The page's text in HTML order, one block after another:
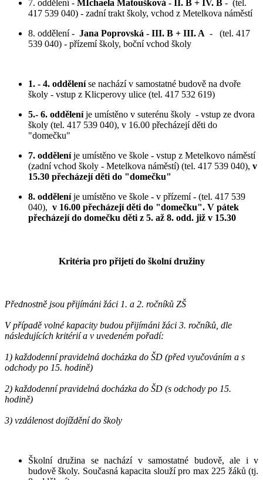
7. oddělení - MIchaela Matoušková - II. B + IV. B - (tel.
417 539 040) - zadní trakt školy, vchod z Metelkova náměstí
8. oddělení - Jana Poprovská - III. B + III. A - (tel. 417
539 040) - přízemí školy, boční vchod školy
1. - 4. odděleníse nachází v samostatné budově na dvoře
školy - vstup z Klicperovy ulice (tel. 417 532 619)
5.- 6. odděleníje umístěno v suterénu školy - vstup ze dvora
školy (tel. 417 539 040), v 16.00 přecházejí děti do
"domečku"
7. odděleníje umístěno ve škole - vstup z Metelkovo náměstí
(zadní vchod školy - Metelkova náměstí) (tel. 417 539 040), v
15.30 přecházejí děti do "domečku"
8. odděleníje umístěno ve škole - v přízemí - (tel. 417 539
040), v 16.00 přecházejí děti do "domečku". V pátek
přecházejí do domečku děti z 5. až 8. odd. již v 15.30
Kritéria pro přijetí do školní družiny
Přednostně jsou přijímáni žáci 1. a 2. ročníků ZŠ
V případě volné kapacity budou přijímáni žáci 3. ročníků, dle
následujících kritérií a v uvedeném pořadí:
1) každodenní pravidelná docházka do ŠD (před vyučováním a s
odchody po 15. hodině)
2) každodenní pravidelná docházka do ŠD (s odchody po 15.
hodině)
3) vzdálenost dojíždění do školy
Školní družina se nachází v samostatné budově, ale i v
budově školy. Současná kapacita slouží pro max 225 žáků (tj.